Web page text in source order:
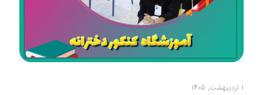
1 اردیبهشت, 1405